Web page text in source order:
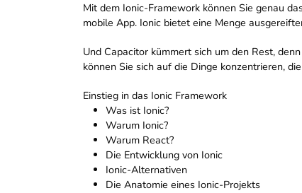
Mit dem Ionic-Framework können Sie genau
mobile App. Ionic bietet eine Menge
Und Capacitor kümmert sich um den Rest,
können Sie sich auf die Dinge konzentrieren,
Einstieg in das Ionic Framework
Was ist Ionic?
Warum Ionic?
Warum React?
Die Entwicklung von Ionic
Ionic-Alternativen
Die Anatomie eines Ionic-Projekts